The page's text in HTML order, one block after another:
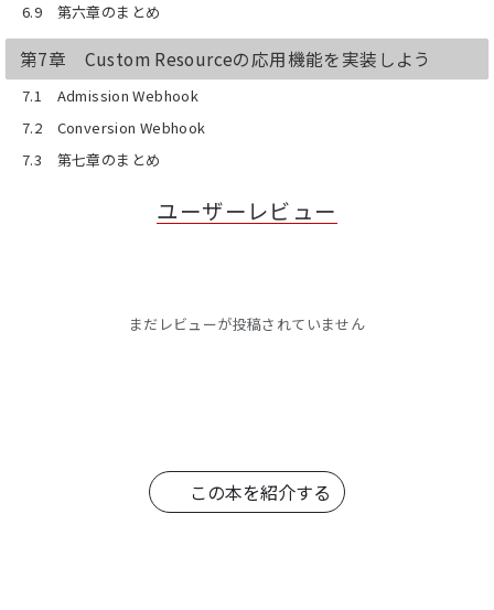
6.9 第六章のまとめ
第7章 Custom Resourceの応用機能を実装しよう
7.1 Admission Webhook
7.2 Conversion Webhook
7.3 第七章のまとめ
ユーザーレビュー
まだレビューが投稿されていません
この本を紹介する